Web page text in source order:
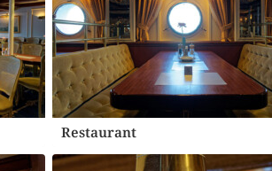
Restaurant